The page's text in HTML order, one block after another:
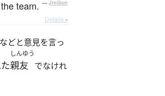
team. — Jreibun
Details ▸
どと意見を言っ
しんゆう
親友 でなけれ